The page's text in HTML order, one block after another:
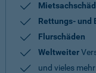
Rettungs- und
Flurschäden
Weltweiter
und vieles mehr